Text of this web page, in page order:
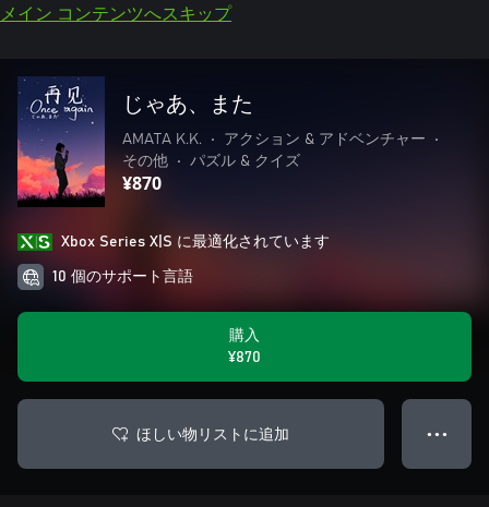
メイン コンテンツへスキップ
じゃあ、また
AMATA K.K. • アクション & アドベンチャー
•
その他
• パズル & クイズ
¥870
Xbox Series X|S に最適化されています
10 個のサポート言語
購入
¥870
ほしい物リストに追加 ● ● ●